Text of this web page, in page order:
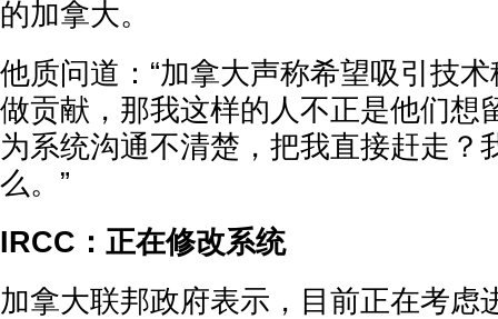
的加拿大。
他质问道：“加拿大声称希望吸引技
做贡献，那我这样的人不正是他们想
为系统沟通不清楚，把我直接赶走？
么。”
IRCC：正在修改系统
加拿大联邦政府表示，目前正在考虑